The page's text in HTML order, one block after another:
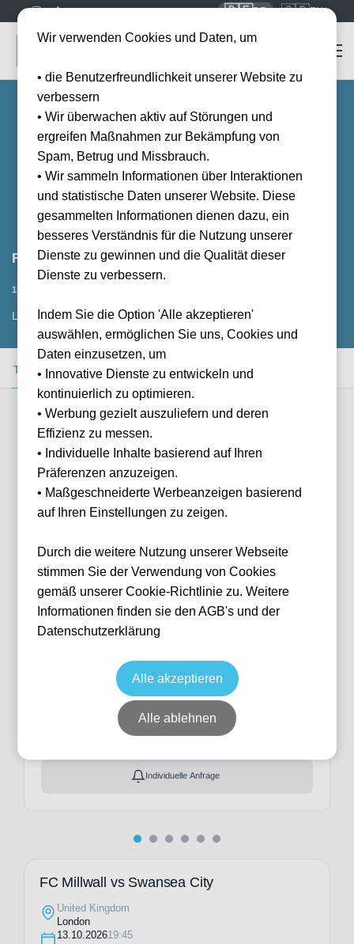
🇩🇪DE 🇬🇧EN
FC Millwall vs Swansea City
13.10.2026
LON, GB
Tickets kaufen Event-Info FAQ
Verfügbare Kategorien (6)
No.11 Lounge - All inclusive
19:45
2 verfügbar
Vereinigtes Königreich
The Den
Ticket(s) + Hotel
Individuelle Anfrage
FC Millwall vs Swansea City
United Kingdom
London
13.10.202619:45
Wir verwenden Cookies und Daten, um
• die Benutzerfreundlichkeit unserer Website zu
verbessern
• Wir überwachen aktiv auf Störungen und
ergreifen Maßnahmen zur Bekämpfung von
Spam, Betrug und Missbrauch.
• Wir sammeln Informationen über Interaktionen
und statistische Daten unserer Website. Diese
gesammelten Informationen dienen dazu, ein
besseres Verständnis für die Nutzung unserer
Dienste zu gewinnen und die Qualität dieser
Dienste zu verbessern.
Indem Sie die Option 'Alle akzeptieren'
auswählen, ermöglichen Sie uns, Cookies und
Daten einzusetzen, um
• Innovative Dienste zu entwickeln und
kontinuierlich zu optimieren.
• Werbung gezielt auszuliefern und deren
Effizienz zu messen.
• Individuelle Inhalte basierend auf Ihren
Präferenzen anzuzeigen.
• Maßgeschneiderte Werbeanzeigen basierend
auf Ihren Einstellungen zu zeigen.
Durch die weitere Nutzung unserer Webseite
stimmen Sie der Verwendung von Cookies
gemäß unserer Cookie-Richtlinie zu. Weitere
Informationen finden sie den AGB's und der
Datenschutzerklärung
Alle akzeptieren
Alle ablehnen